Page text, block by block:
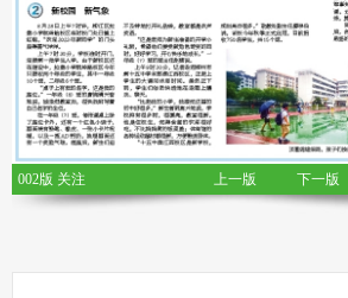
002版 关注 上一版 下一版